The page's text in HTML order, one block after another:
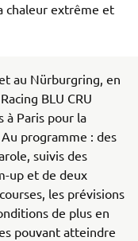
chaleur extrême et
au Nürburgring, en
BLU CRU
à Paris pour la
programme : des
suivis des
up et de deux
les prévisions
de plus en
pouvant atteindre